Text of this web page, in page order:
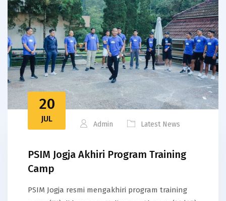
20
JUL
Admin Latest News
PSIM Jogja Akhiri Program Training
Camp
PSIM Jogja resmi mengakhiri program training